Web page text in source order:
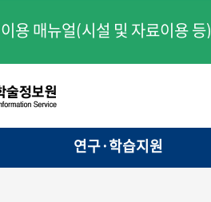
용 매뉴얼(시설 및 자료이용 등)
연구·학습지원